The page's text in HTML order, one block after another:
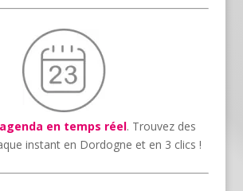
en temps réel. Trouvez des
instant en Dordogne et en 3 clics !